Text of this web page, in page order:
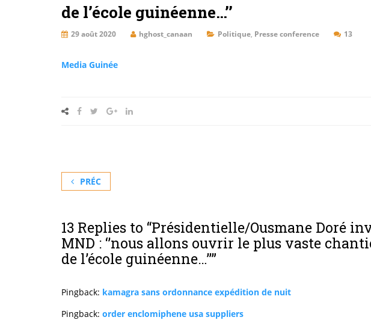
de l’école guinéenne…’’
29 août 2020 hghost_canaan Politique, Presse conference 13
Media Guinée
PRÉC
13 Replies to “Présidentielle/Ousmane Doré
MND : ‘’nous allons ouvrir le plus vaste
de l’école guinéenne…’’”
Pingback: kamagra sans ordonnance expédition de nuit
Pingback: order enclomiphene usa suppliers